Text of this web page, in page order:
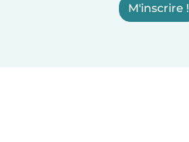
M'inscrire !